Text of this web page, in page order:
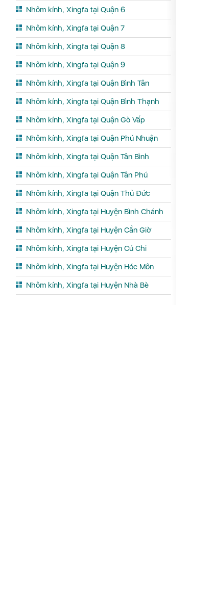
Nhôm kính, Xingfa tại Quận 6
Nhôm kính, Xingfa tại Quận 7
Nhôm kính, Xingfa tại Quận 8
Nhôm kính, Xingfa tại Quận 9
Nhôm kính, Xingfa tại Quận Bình Tân
Nhôm kính, Xingfa tại Quận Bình Thạnh
Nhôm kính, Xingfa tại Quận Gò Vấp
Nhôm kính, Xingfa tại Quận Phú Nhuận
Nhôm kính, Xingfa tại Quận Tân Bình
Nhôm kính, Xingfa tại Quận Tân Phú
Nhôm kính, Xingfa tại Quận Thủ Đức
Nhôm kính, Xingfa tại Huyện Bình Chánh
Nhôm kính, Xingfa tại Huyện Cần Giờ
Nhôm kính, Xingfa tại Huyện Củ Chi
Nhôm kính, Xingfa tại Huyện Hóc Môn
Nhôm kính, Xingfa tại Huyện Nhà Bè